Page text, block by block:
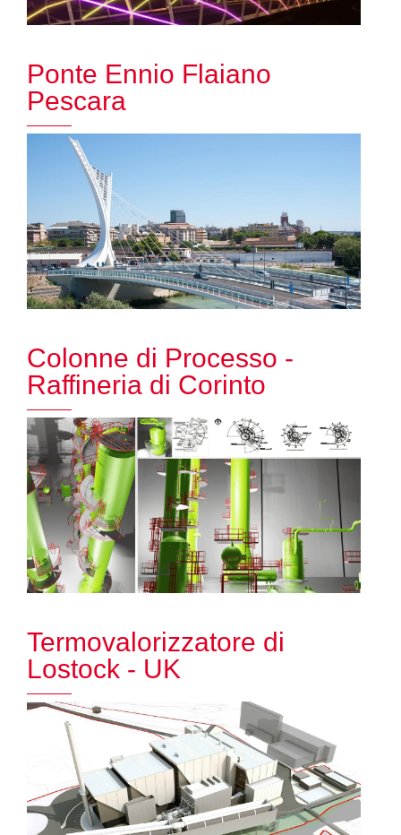
Ponte Ennio Flaiano
Pescara
Colonne di Processo -
Raffineria di Corinto
Termovalorizzatore di
Lostock - UK